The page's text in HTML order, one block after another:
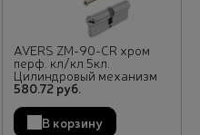
AVERS ZM-90-CR хром
перф. кл/кл 5кл.
Цилиндровый механизм
580.72 руб.
В корзину